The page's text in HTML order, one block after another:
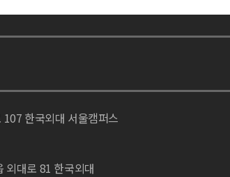
한국외대 서울캠퍼스
외대로 81 한국외대